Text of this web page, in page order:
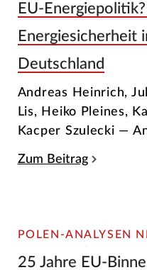
EU-
Energiesicherheit
Deutschland
Andreas Heinrich,
Lis, Heiko Pleines,
Kacper Szulecki —
Zum Beitrag
POLEN-ANALYSEN
25 Jahre EU-